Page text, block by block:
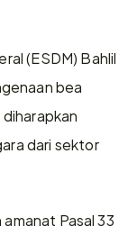
(ESDM) Bahlil
bea
dari sektor
Pasal 33